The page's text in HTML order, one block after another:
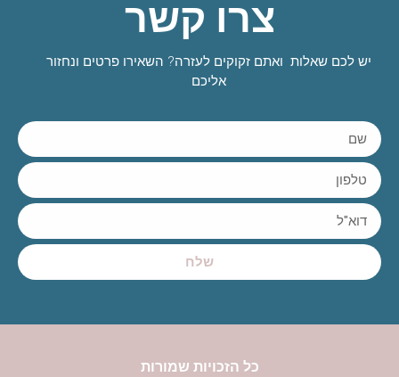
צרו קשר
יש לכם שאלות ואתם זקוקים לעזרה? השאירו פרטים ונחזור
אליכם
שלח
כל הזכויות שמורות